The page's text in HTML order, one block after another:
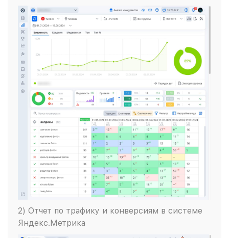
2) Отчет по трафику и конверсиям в системе
Яндекс.Метрика